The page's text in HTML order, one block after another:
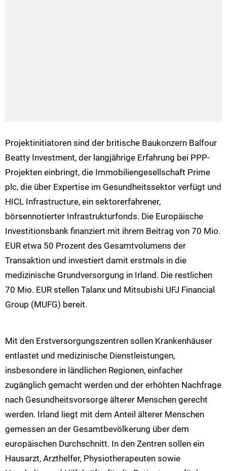
Projektinitiatoren sind der britische Baukonzern Balfour
Beatty Investment, der langjährige Erfahrung bei PPP-
Projekten einbringt, die Immobiliengesellschaft Prime
plc, die über Expertise im Gesundheitssektor verfügt und
HICL Infrastructure, ein sektorerfahrener,
börsennotierter Infrastrukturfonds. Die Europäische
Investitionsbank finanziert mit ihrem Beitrag von 70 Mio.
EUR etwa 50 Prozent des Gesamtvolumens der
Transaktion und investiert damit erstmals in die
medizinische Grundversorgung in Irland. Die restlichen
70 Mio. EUR stellen Talanx und Mitsubishi UFJ Financial
Group (MUFG) bereit.
Mit den Erstversorgungszentren sollen Krankenhäuser
entlastet und medizinische Dienstleistungen,
insbesondere in ländlichen Regionen, einfacher
zugänglich gemacht werden und der erhöhten Nachfrage
nach Gesundheitsvorsorge älterer Menschen gerecht
werden. Irland liegt mit dem Anteil älterer Menschen
gemessen an der Gesamtbevölkerung über dem
europäischen Durchschnitt. In den Zentren sollen ein
Hausarzt, Arzthelfer, Physiotherapeuten sowie